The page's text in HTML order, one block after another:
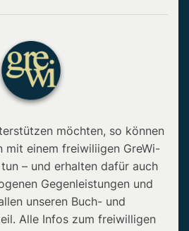
möchten, so können
mit einem freiwiliigen GreWi-
– und erhalten dafür auch
Gegenleistungen und
unseren Buch- und
Alle Infos zum freiwilligen